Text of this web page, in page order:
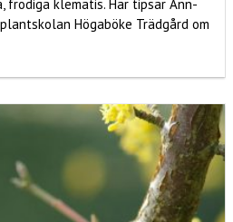
frodiga klematis. Här tipsar Ann-
Högaböke Trädgård om